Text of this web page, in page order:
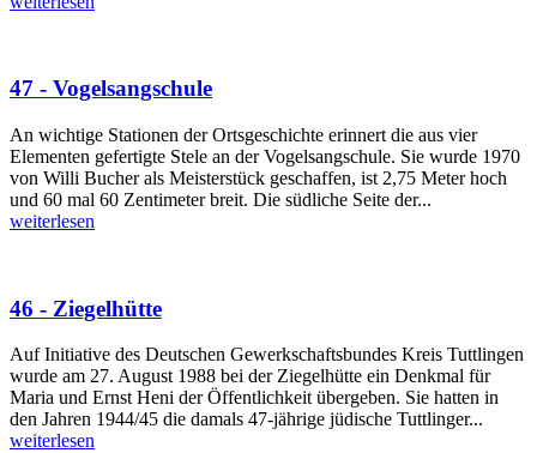
47 - Vogelsangschule
An wichtige Stationen der Ortsgeschichte erinnert die aus vier
Elementen gefertigte Stele an der Vogelsangschule. Sie wurde 1970
von Willi Bucher als Meisterstück geschaffen, ist 2,75 Meter hoch
und 60 mal 60 Zentimeter breit. Die südliche Seite der...
weiterlesen
46 - Ziegelhütte
Auf Initiative des Deutschen Gewerkschaftsbundes Kreis Tuttlingen
wurde am 27. August 1988 bei der Ziegelhütte ein Denkmal für
Maria und Ernst Heni der Öffentlichkeit übergeben. Sie hatten in
den Jahren 1944/45 die damals 47-jährige jüdische Tuttlinger...
weiterlesen